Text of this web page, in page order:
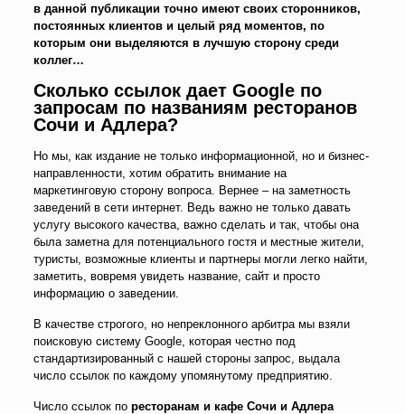
в данной публикации точно имеют своих сторонников,
постоянных клиентов и целый ряд моментов, по
которым они выделяются в лучшую сторону среди
коллег…
Сколько ссылок дает Google по
запросам по названиям ресторанов
Сочи и Адлера?
Но мы, как издание не только информационной, но и бизнес-
направленности, хотим обратить внимание на
маркетинговую сторону вопроса. Вернее – на заметность
заведений в сети интернет. Ведь важно не только давать
услугу высокого качества, важно сделать и так, чтобы она
была заметна для потенциального гостя и местные жители,
туристы, возможные клиенты и партнеры могли легко найти,
заметить, вовремя увидеть название, сайт и просто
информацию о заведении.
В качестве строгого, но непреклонного арбитра мы взяли
поисковую систему Google, которая честно под
стандартизированный с нашей стороны запрос, выдала
число ссылок по каждому упомянутому предприятию.
Число ссылок по ресторанам и кафе Сочи и Адлера